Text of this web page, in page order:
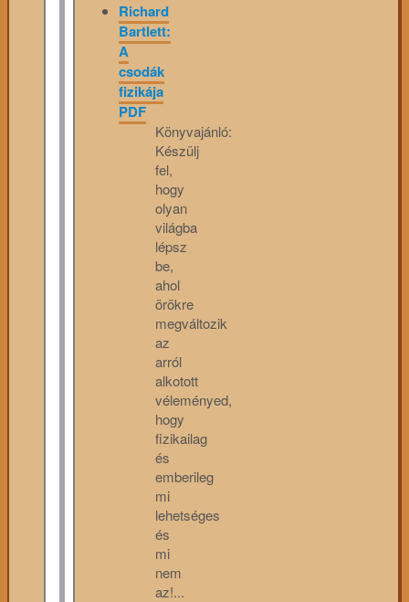
Richard
Bartlett:
A
csodák
fizikája
PDF
Könyvajánló:
Készülj
fel,
hogy
olyan
világba
lépsz
be,
ahol
örökre
megváltozik
az
arról
alkotott
véleményed,
hogy
fizikailag
és
emberileg
mi
lehetséges
és
mi
nem
az!...